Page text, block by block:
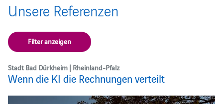
Unsere Referenzen
Filter anzeigen
Stadt Bad Dürkheim | Rheinland-Pfalz
Wenn die KI die Rechnungen verteilt